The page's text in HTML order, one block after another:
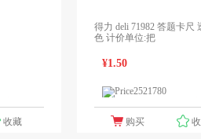
收藏
得力 deli 71982 答题卡尺
色 计价单位:把
¥1.50
购买